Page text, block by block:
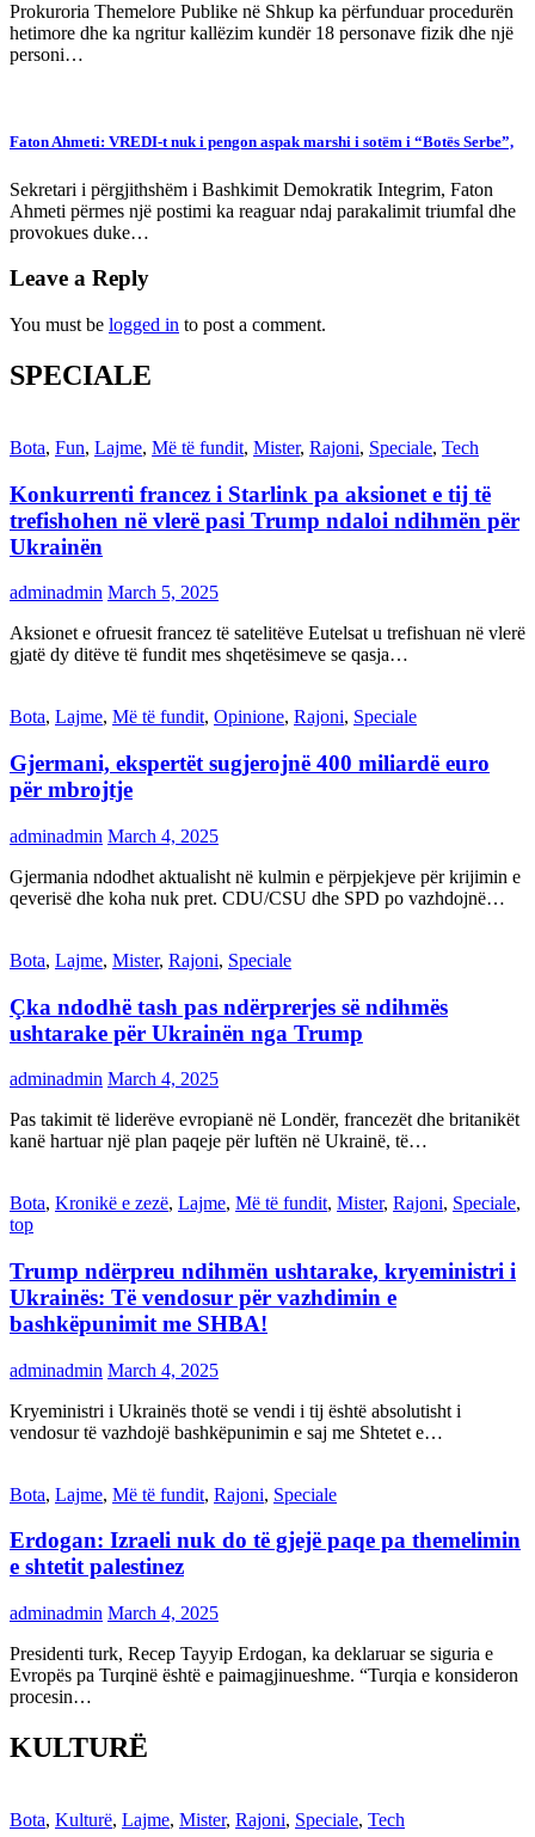
Prokuroria Themelore Publike në Shkup ka përfunduar procedurën
hetimore dhe ka ngritur kallëzim kundër 18 personave fizik dhe një
personi…
Faton Ahmeti: VREDI-t nuk i pengon aspak marshi i sotëm i “Botës Serbe”,
Sekretari i përgjithshëm i Bashkimit Demokratik Integrim, Faton
Ahmeti përmes një postimi ka reaguar ndaj parakalimit triumfal dhe
provokues duke…
Leave a Reply
You must be logged in to post a comment.
SPECIALE
Bota, Fun, Lajme, Më të fundit, Mister, Rajoni, Speciale, Tech
Konkurrenti francez i Starlink pa aksionet e tij të
trefishohen në vlerë pasi Trump ndaloi ndihmën për
Ukrainën
adminadmin March 5, 2025
Aksionet e ofruesit francez të satelitëve Eutelsat u trefishuan në vlerë
gjatë dy ditëve të fundit mes shqetësimeve se qasja…
Bota, Lajme, Më të fundit, Opinione, Rajoni, Speciale
Gjermani, ekspertët sugjerojnë 400 miliardë euro
për mbrojtje
adminadmin March 4, 2025
Gjermania ndodhet aktualisht në kulmin e përpjekjeve për krijimin e
qeverisë dhe koha nuk pret. CDU/CSU dhe SPD po vazhdojnë…
Bota, Lajme, Mister, Rajoni, Speciale
Çka ndodhë tash pas ndërprerjes së ndihmës
ushtarake për Ukrainën nga Trump
adminadmin March 4, 2025
Pas takimit të liderëve evropianë në Londër, francezët dhe britanikët
kanë hartuar një plan paqeje për luftën në Ukrainë, të…
Bota, Kronikë e zezë, Lajme, Më të fundit, Mister, Rajoni, Speciale,
top
Trump ndërpreu ndihmën ushtarake, kryeministri i
Ukrainës: Të vendosur për vazhdimin e
bashkëpunimit me SHBA!
adminadmin March 4, 2025
Kryeministri i Ukrainës thotë se vendi i tij është absolutisht i
vendosur të vazhdojë bashkëpunimin e saj me Shtetet e…
Bota, Lajme, Më të fundit, Rajoni, Speciale
Erdogan: Izraeli nuk do të gjejë paqe pa themelimin
e shtetit palestinez
adminadmin March 4, 2025
Presidenti turk, Recep Tayyip Erdogan, ka deklaruar se siguria e
Evropës pa Turqinë është e paimagjinueshme. “Turqia e konsideron
procesin…
KULTURË
Bota, Kulturë, Lajme, Mister, Rajoni, Speciale, Tech